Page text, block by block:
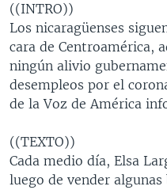
TECNOLOGÍA
DEPORTES
CIENCIA Y SALUD
FOTOGRAFÍA
AUDIOS
EL MUNDO AL DÍA
FORO INTERAMERICANO
VISIÓN 360
LAS CLAVES
PANORAMA
RADIO
AVANCE INFORMATIVO
AUDIONOTICIAS
BUENOS DÍAS AMÉRICA
ESTADOS UNIDOS AL DÍA
EL MUNDO AL DÍA [RADIO]
DIRECT
DOCUMENTALES DE LA VOA
SÍGANOS
((INTRO))
Los nicaragüenses
cara de Centroamérica,
ningún alivio
desempleos por el
de la Voz de América
((TEXTO))
Cada medio día, Elsa
luego de vender